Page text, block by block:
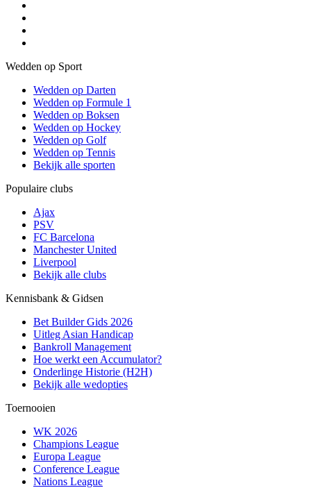
Wedden op Sport
Wedden op Darten
Wedden op Formule 1
Wedden op Boksen
Wedden op Hockey
Wedden op Golf
Wedden op Tennis
Bekijk alle sporten
Populaire clubs
Ajax
PSV
FC Barcelona
Manchester United
Liverpool
Bekijk alle clubs
Kennisbank & Gidsen
Bet Builder Gids 2026
Uitleg Asian Handicap
Bankroll Management
Hoe werkt een Accumulator?
Onderlinge Historie (H2H)
Bekijk alle wedopties
Toernooien
WK 2026
Champions League
Europa League
Conference League
Nations League